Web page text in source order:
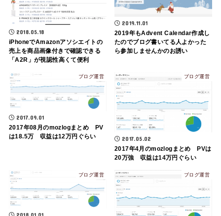
2018.05.18
iPhoneでAmazonアソシエイトの
売上を商品画像付きで確認できる
「A2R」が視認性高くて便利
2019.11.01
2019年もAdvent Calendar作成し
たのでブログ書いてる人よかった
ら参加しませんかのお誘い
ブログ運営
2017.09.01
2017年08月のmozlogまとめ PV
は18.5万 収益は12万円ぐらい
ブログ運営
2017.05.02
2017年4月のmozlogまとめ PVは
20万強 収益は14万円ぐらい
ブログ運営
2018.01.01
ブログ運営